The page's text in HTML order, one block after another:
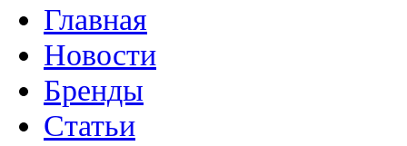
Главная
Новости
Бренды
Статьи